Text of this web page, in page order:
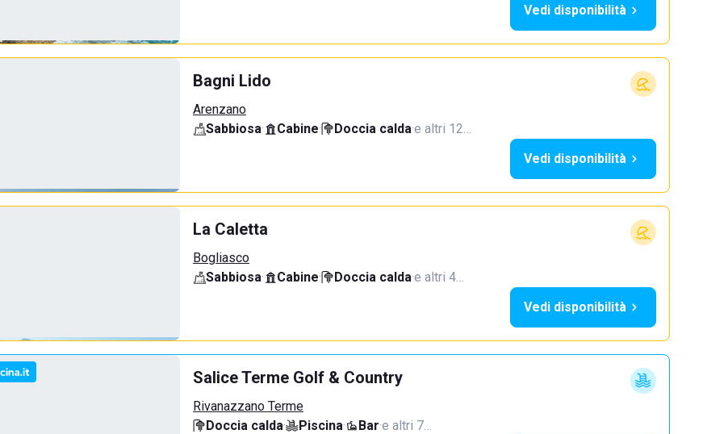
Vedi disponibilità
Bagni Lido
Arenzano
Sabbiosa· Cabine· Doccia calda·e altri 12…
Vedi disponibilità
La Caletta
Bogliasco
Sabbiosa· Cabine· Doccia calda·e altri 4…
Vedi disponibilità
Salice Terme Golf & Country
Rivanazzano Terme
Doccia calda· Piscina· Bar·e altri 7…